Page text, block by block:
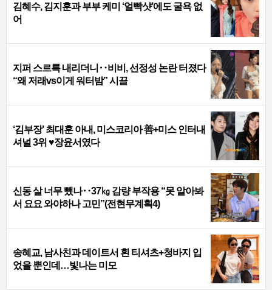
김혜수, 김지훈과 부부 케미 ‘얼빡샷’에도 굴욕 없
어
지퍼 스르륵 내리더니‥비비, 선정성 논란 터졌다
“왜 저래vs이게 워터밤” 시끌
‘김부장’ 최대훈 아내, 미스코리아 善+미스 인터내
셔널 3위 ♥장윤서였다
신동 살 너무 뺐나‥37㎏ 감량 부작용 “못 알아봐
서 요요 와야하나 고민”(전현무계획4)
송혜교, 남사친과 데이트서 흰 티셔츠+청바지 입
었을 뿐인데…빛나는 미모